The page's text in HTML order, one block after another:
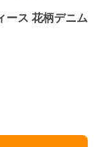
ース 花柄デニム